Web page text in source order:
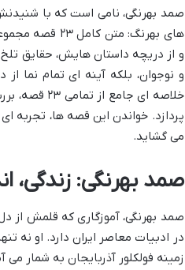
صمد بهرنگی، نامی است که با
های بهرنگ:
و از دریچه داستان هایش، حقایق تلخ
و نوجوان، بلکه آینه ای تمام نما
خلاصه ای
پردازد. خواندن این قصه ها،
می گشاید.
صمد بهرنگی: زندگی،
صمد بهرنگی، آموزگاری که قلمش از
در ادبیات معاصر ایران دارد. او نه
زمینه فولکلور آذربایجان به شمار می